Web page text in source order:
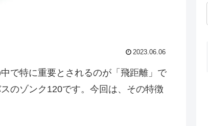
2023.06.06
で特に重要とされるのが「飛距離」で
のゾンク120です。今回は、その特徴